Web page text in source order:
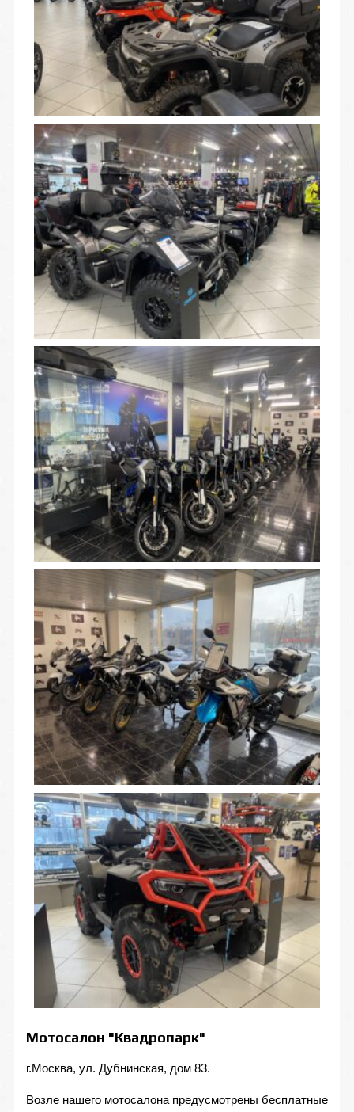
Мотосалон "Квадропарк"
г.Москва, ул. Дубнинская, дом 83.
Возле нашего мотосалона предусмотрены бесплатные